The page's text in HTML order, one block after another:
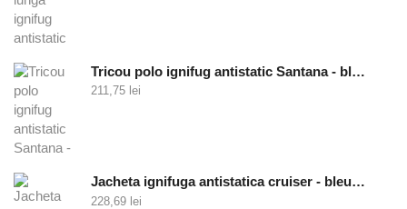
Tricou polo ignifug antistatic Santana - bleumarin
211,75 lei
Jacheta ignifuga antistatica cruiser - bleumarin
228,69 lei